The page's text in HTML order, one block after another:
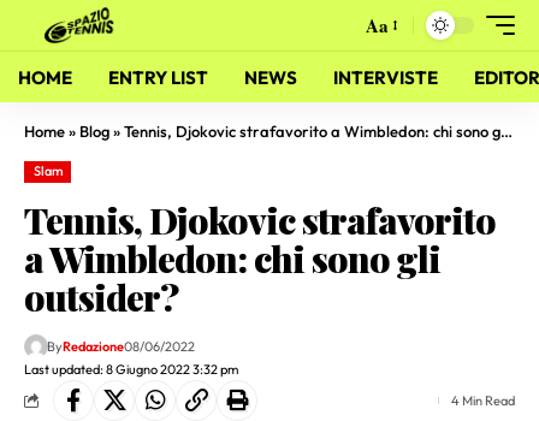
Aa
HOME ENTRY LIST NEWS INTERVISTE
Home» Blog»Tennis, Djokovic strafavorito a Wimbledon: chi sono gli outsider?
Slam
Tennis, Djokovic strafavorito
a Wimbledon: chi sono gli
outsider?
Last updated: 8 Giugno 2022 3:32 pm
ByRedazione08/06/2022
4 Min Read